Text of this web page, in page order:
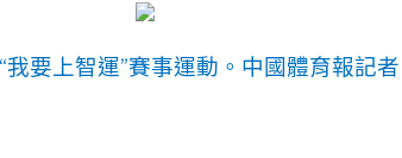
要上智運”賽事運動。中國體育報記